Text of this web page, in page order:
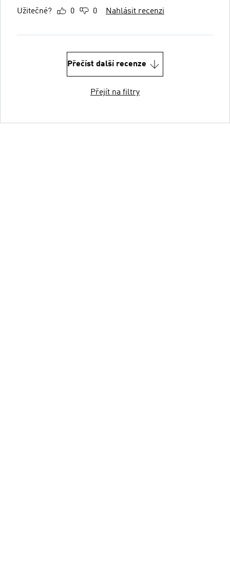
Užitečné? 0 0 Nahlásit recenzi
Přečíst další recenze
Přejít na filtry